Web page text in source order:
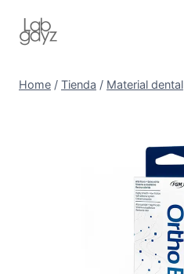
Home / Tienda / Material dental